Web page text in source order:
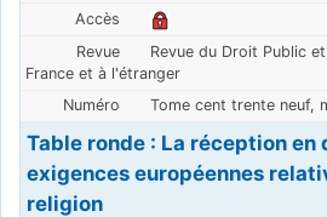
Revue du Droit Public
France et à l'étranger
Tome cent trente neuf,
Table ronde : La réception
exigences européennes
religion